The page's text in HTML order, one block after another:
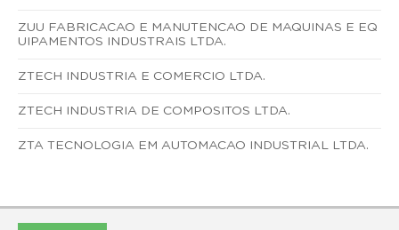
ZUU FABRICACAO E MANUTENCAO DE MAQUINAS E EQ
UIPAMENTOS INDUSTRAIS LTDA.
ZTECH INDUSTRIA E COMERCIO LTDA.
ZTECH INDUSTRIA DE COMPOSITOS LTDA.
ZTA TECNOLOGIA EM AUTOMACAO INDUSTRIAL LTDA.